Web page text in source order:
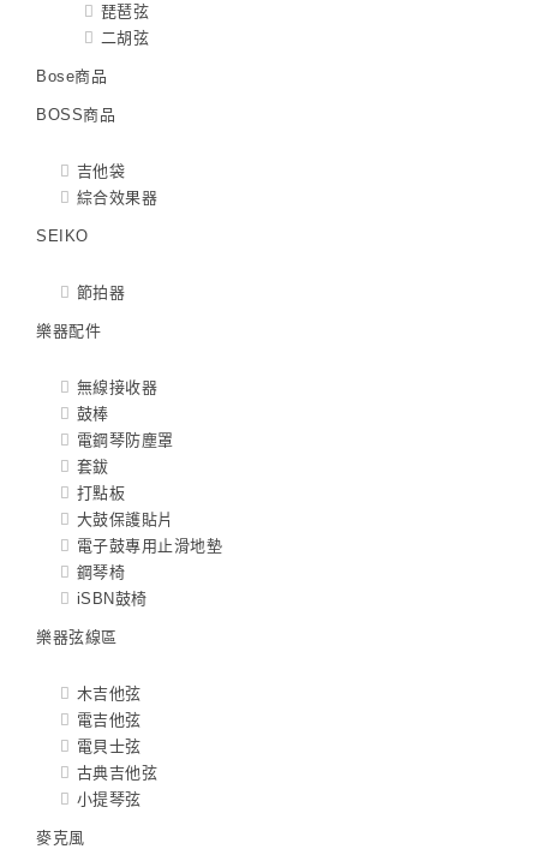
琵琶弦
二胡弦
Bose商品
BOSS商品
吉他袋
綜合效果器
SEIKO
節拍器
樂器配件
無線接收器
鼓棒
電鋼琴防塵罩
套鈸
打點板
大鼓保護貼片
電子鼓專用止滑地墊
鋼琴椅
iSBN鼓椅
樂器弦線區
木吉他弦
電吉他弦
電貝士弦
古典吉他弦
小提琴弦
麥克風